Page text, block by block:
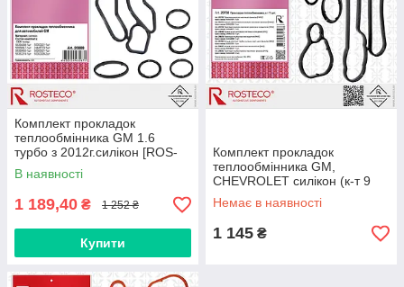
Комплект прокладок
теплообмінника GM 1.6
турбо з 2012г.силікон [ROS-
TECO] 55354068
В наявності
1 189,40 ₴ 1 252 ₴
Купити
Комплект прокладок
теплообмінника GM,
CHEVROLET силікон (к-т 9
шт) [ROS-TECO] 5650972
Немає в наявності
1 145 ₴